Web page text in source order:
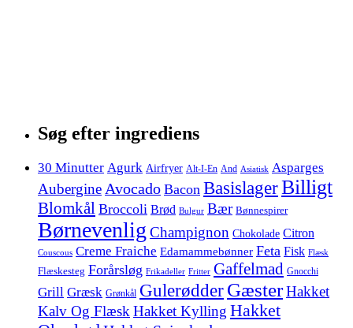
Søg efter ingrediens
30 Minutter Agurk Airfryer Alt-I-En And Asiatisk Asparges
Aubergine Avocado Bacon BasislagerBilligt
Blomkål Broccoli Brød Bulgur Bær Bønnespirer
Børnevenlig Champignon Chokolade Citron
Couscous Creme Fraiche Edamammebønner Feta Fisk Flæsk
Flæskesteg Forårsløg Frikadeller Fritter Gaffelmad Gnocchi
Grill Græsk Grønkål GulerødderGæsterHakket
Kalv Og Flæsk Hakket Kylling Hakket